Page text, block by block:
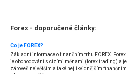
Forex - doporučené články:
Co je FOREX?
Základní informace o finančním trhu FOREX. Forex
je obchodování s cizími měnami (forex trading) a je
zároveň největším a také nejlikvidnějším finančním